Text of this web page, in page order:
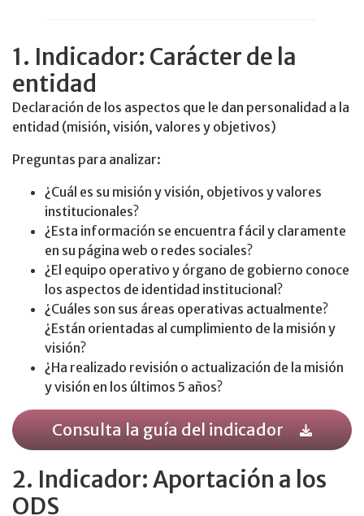
1. Indicador: Carácter de la
entidad
Declaración de los aspectos que le dan personalidad a la
entidad (misión, visión, valores y objetivos)
Preguntas para analizar:
¿Cuál es su misión y visión, objetivos y valores
institucionales?
¿Esta información se encuentra fácil y claramente
en su página web o redes sociales?
¿El equipo operativo y órgano de gobierno conoce
los aspectos de identidad institucional?
¿Cuáles son sus áreas operativas actualmente?
¿Están orientadas al cumplimiento de la misión y
visión?
¿Ha realizado revisión o actualización de la misión
y visión en los últimos 5 años?
Consulta la guía del indicador
2. Indicador: Aportación a los
ODS